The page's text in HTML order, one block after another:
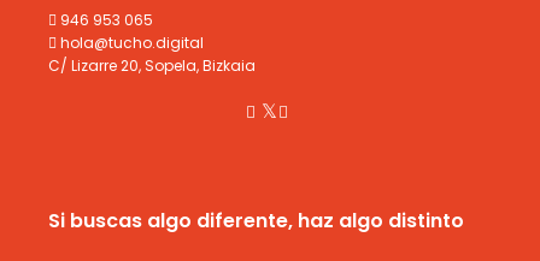
946 953 065
hola@tucho.digital
C/ Lizarre 20, Sopela, Bizkaia
Si buscas algo diferente, haz algo distinto